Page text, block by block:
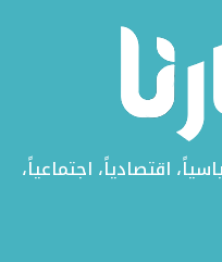
اقتصادياً، اجتماعياً،